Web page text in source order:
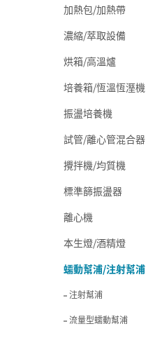
加熱包/加熱帶
濃縮/萃取設備
烘箱/高溫爐
培養箱/恆溫恆溼機
振盪培養機
試管/離心管混合器
攪拌機/均質機
標準篩振盪器
離心機
本生燈/酒精燈
蠕動幫浦/注射幫浦
注射幫浦
流量型蠕動幫浦